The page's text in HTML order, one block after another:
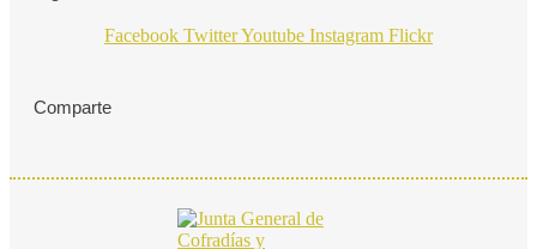
Facebook TwitterYoutube Instagram Flickr
Comparte